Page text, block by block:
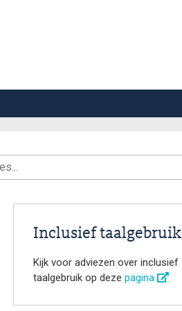
Inclusief taalgebruik
Kijk voor adviezen over inclusief
taalgebruik op deze pagina